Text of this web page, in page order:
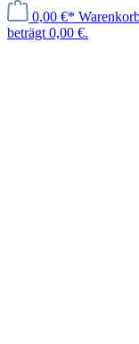
0,00 €*
beträgt 0,00 €.